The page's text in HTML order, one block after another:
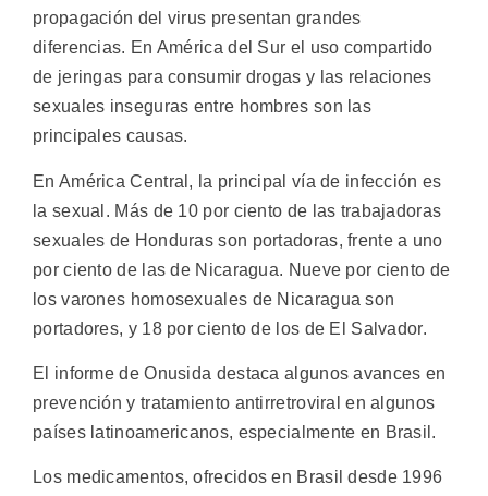
propagación del virus presentan grandes
diferencias. En América del Sur el uso compartido
de jeringas para consumir drogas y las relaciones
sexuales inseguras entre hombres son las
principales causas.
En América Central, la principal vía de infección es
la sexual. Más de 10 por ciento de las trabajadoras
sexuales de Honduras son portadoras, frente a uno
por ciento de las de Nicaragua. Nueve por ciento de
los varones homosexuales de Nicaragua son
portadores, y 18 por ciento de los de El Salvador.
El informe de Onusida destaca algunos avances en
prevención y tratamiento antirretroviral en algunos
países latinoamericanos, especialmente en Brasil.
Los medicamentos, ofrecidos en Brasil desde 1996